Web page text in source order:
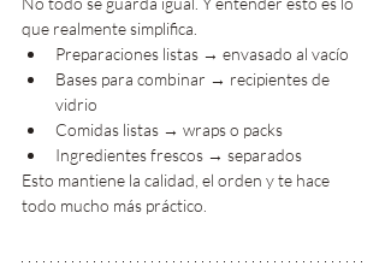
que realmente simplifica.
Preparaciones listas → envasado al vacío
Bases para combinar → recipientes de
vidrio
Comidas listas → wraps o packs
Ingredientes frescos → separados
Esto mantiene la calidad, el orden y te hace
todo mucho más práctico.